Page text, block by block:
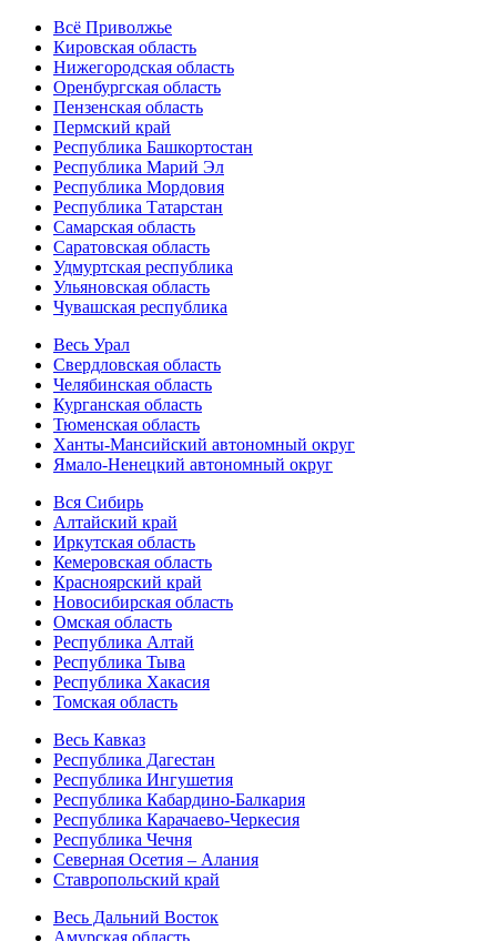
Всё Приволжье
Кировская область
Нижегородская область
Оренбургская область
Пензенская область
Пермский край
Республика Башкортостан
Республика Марий Эл
Республика Мордовия
Республика Татарстан
Самарская область
Саратовская область
Удмуртская республика
Ульяновская область
Чувашская республика
Весь Урал
Свердловская область
Челябинская область
Курганская область
Тюменская область
Ханты-Мансийский автономный округ
Ямало-Ненецкий автономный округ
Вся Сибирь
Алтайский край
Иркутская область
Кемеровская область
Красноярский край
Новосибирская область
Омская область
Республика Алтай
Республика Тыва
Республика Хакасия
Томская область
Весь Кавказ
Республика Дагестан
Республика Ингушетия
Республика Кабардино-Балкария
Республика Карачаево-Черкесия
Республика Чечня
Северная Осетия – Алания
Ставропольский край
Весь Дальний Восток
Амурская область